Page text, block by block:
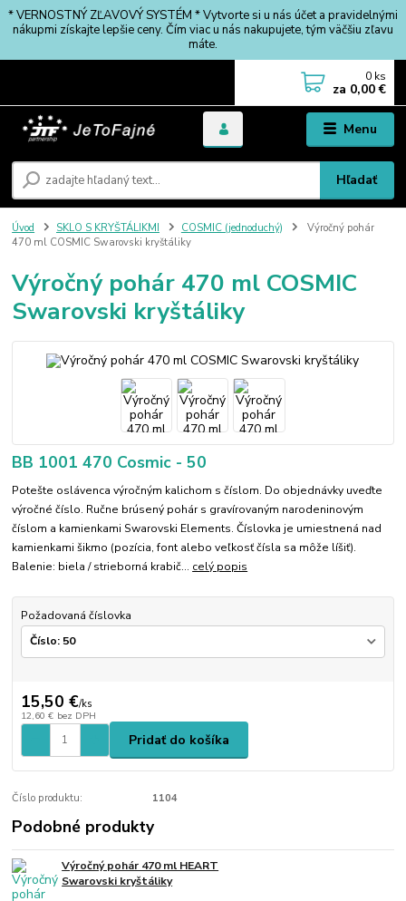
* VERNOSTNÝ ZĽAVOVÝ SYSTÉM * Vytvorte si u nás účet a pravidelnými
nákupmi získajte lepšie ceny. Čím viac u nás nakupujete, tým väčšiu zľavu
máte.
Menu
Hľadať
0 ks
za 0,00 €
Úvod SKLO S KRYŠTÁLIKMI COSMIC (jednoduchý)
Výročný pohár
470 ml COSMIC Swarovski kryštáliky
Výročný pohár 470 ml COSMIC
Swarovski kryštáliky
BB 1001 470 Cosmic - 50
Potešte oslávenca výročným kalichom s číslom. Do objednávky uveďte
výročné číslo. Ručne brúsený pohár s gravírovaným narodeninovým
číslom a kamienkami Swarovski Elements. Číslovka je umiestnená nad
kamienkami šikmo (pozícia, font alebo veľkosť čísla sa môže líšiť).
Balenie: biela / strieborná krabič... celý popis
Požadovaná číslovka
15,50 €/ks
12,60 € bez DPH
Pridať do košíka
Číslo produktu: 1104
Podobné produkty
Výročný pohár 470 ml HEART
Swarovski kryštáliky